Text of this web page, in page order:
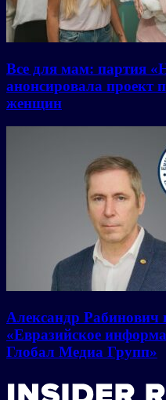
Все для мам: партия
анонсировала проект
женщин
Александр Рабинович
«Евразийское
Глобал Медиа Групп»